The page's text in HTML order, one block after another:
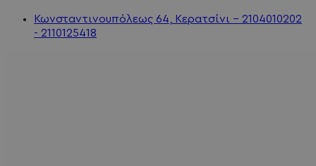
Κωνσταντινουπόλεως 64, Κερατσίνι - 2104010202
- 2110125418